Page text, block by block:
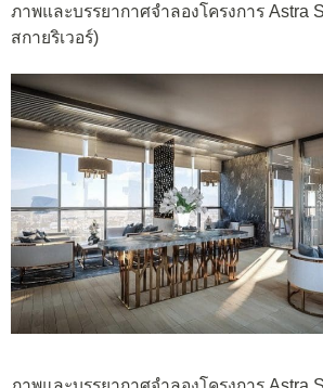
ภาพและบรรยากาศจำลองโครงการ Astra
สกายริเวอร์)